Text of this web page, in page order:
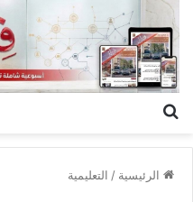
الرئيسية / التعليمية